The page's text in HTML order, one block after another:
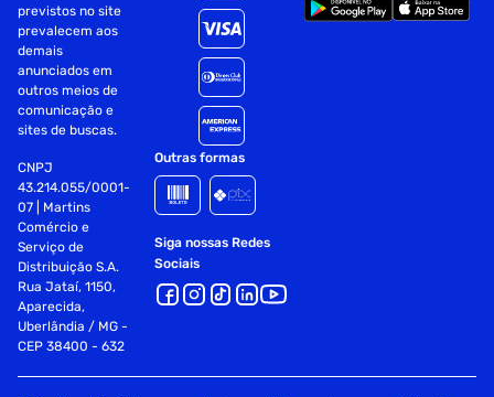
previstos no site
prevalecem aos
demais
anunciados em
outros meios de
comunicação e
sites de buscas.
CNPJ
43.214.055/0001-
07 | Martins
Comércio e
Serviço de
Distribuição S.A.
Rua Jataí, 1150,
Aparecida,
Uberlândia / MG -
CEP 38400 - 632
Outras formas
Siga nossas Redes
Sociais